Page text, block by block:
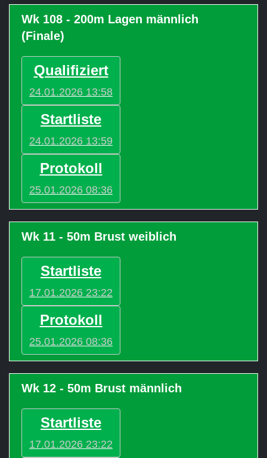
Wk 108 - 200m Lagen männlich
(Finale)
Qualifiziert
24.01.2026 13:58
Startliste
24.01.2026 13:59
Protokoll
25.01.2026 08:36
Wk 11 - 50m Brust weiblich
Startliste
17.01.2026 23:22
Protokoll
25.01.2026 08:36
Wk 12 - 50m Brust männlich
Startliste
17.01.2026 23:22